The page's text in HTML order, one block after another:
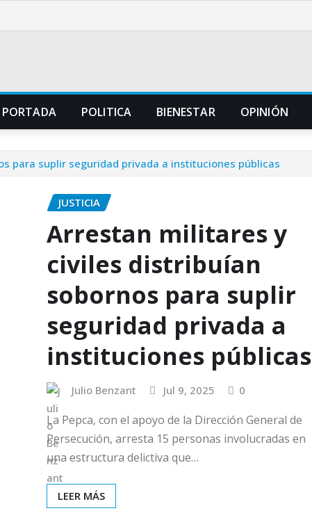
PORTADA POLITICA BIENESTAR OPINIÓN
para suplir seguridad privada a instituciones públicas
JUSTICIA
Arrestan militares y
civiles distribuían
sobornos para suplir
seguridad privada a
instituciones públicas
Julio Benzant Jul 9, 2025 0
La Pepca, con el apoyo de la Dirección General de
Persecución, arresta 15 personas involucradas en
una estructura delictiva que…
LEER MÁS